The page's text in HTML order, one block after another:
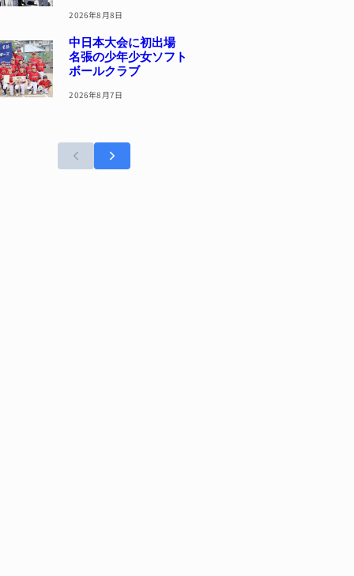
2026年8月8日
中日本大会に初出場
名張の少年少女ソフト
ボールクラブ
2026年8月7日